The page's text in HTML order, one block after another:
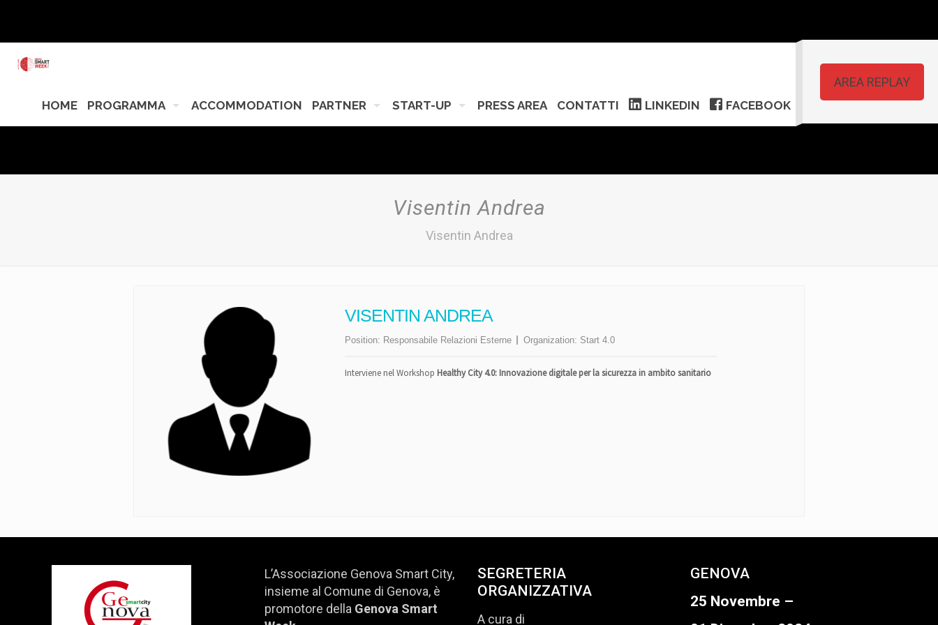
HOME PROGRAMMA ACCOMMODATION PARTNER START-UP PRESS AREA CONTATTI LINKEDIN FACEBOOK
AREA REPLAY
Visentin Andrea
Visentin Andrea
VISENTIN ANDREA
Position: Responsabile Relazioni Esterne Organization: Start 4.0
Interviene nel Workshop Healthy City 4.0: Innovazione digitale per la sicurezza in ambito sanitario
L’Associazione Genova Smart City,
insieme al Comune di Genova, è
promotore della Genova Smart
SEGRETERIA
ORGANIZZATIVA
A cura di
GENOVA
25 Novembre –